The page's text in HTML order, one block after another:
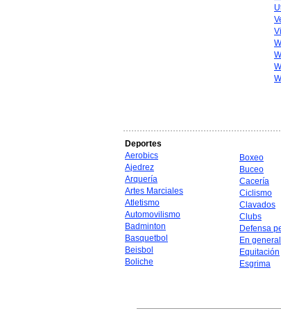
Deportes
Aerobics
Ajedrez
Arquería
Artes Marciales
Atletismo
Automovilismo
Badminton
Basquetbol
Beisbol
Boliche
Boxeo
Buceo
Cacería
Ciclismo
Clavados
Clubs
Defensa
En general
Equitación
Esgrima